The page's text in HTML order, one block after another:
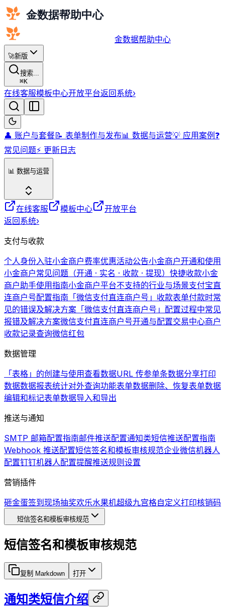
金数据帮助中心
🚀新版
搜索...
⌘K
在线客服模板中心开放平台返回系统›
👤 账户与套餐📝 表单制作与发布📊 数据与运营💡 应用案例 ❓
常见问题⚡️ 更新日志
📊 数据与运营
在线客服 模板中心
开放平台
返回系统›
支付与收款
个人身份入驻小金商户费率优惠活动公告小金商户开通和使用
小金商户常见问题（开通 · 实名 · 收款 · 提现） 快捷收款小金
商户助手使用指南小金商户平台不支持的行业与场景支付宝直
连商户号配置指南 「微信支付直连商户号」收款表单付款时常
见的错误及解决方案 「微信支付直连商户号」配置过程中常见
报错及解决方案微信支付直连商户号开通与配置交易中心商户
收款记录查询微信红包
数据管理
「表格」的创建与使用查看数据URL 传参单条数据分享打印
数据数据报表统计对外查询功能表单数据删除、恢复表单数据
编辑和标记表单数据导入和导出
推送与通知
SMTP 邮箱配置指南邮件推送配置通知类短信推送配置指南
Webhook 推送配置短信签名和模板审核规范企业微信机器人
配置钉钉机器人配置提醒推送规则设置
营销插件
砸金蛋签到现场抽奖欢乐水果机超级九宫格自定义打印核销码
短信签名和模板审核规范
短信签名和模板审核规范
复制 Markdown 打开
通知类短信介绍